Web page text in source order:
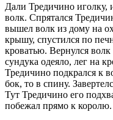
Дали Тредичино иголку,
волк. Спрятался
вышел волк из дому на
крышу, спустился по
кроватью. Вернулся
сундука одеяло, лег на
Тредичино подкрался к
бок, то в спину.
Тут Тредичино его
побежал прямо к королю.